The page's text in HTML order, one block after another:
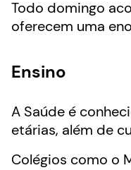
Todo domingo
oferecem uma
Ensino
A Saúde é
etárias, além de
Colégios como o